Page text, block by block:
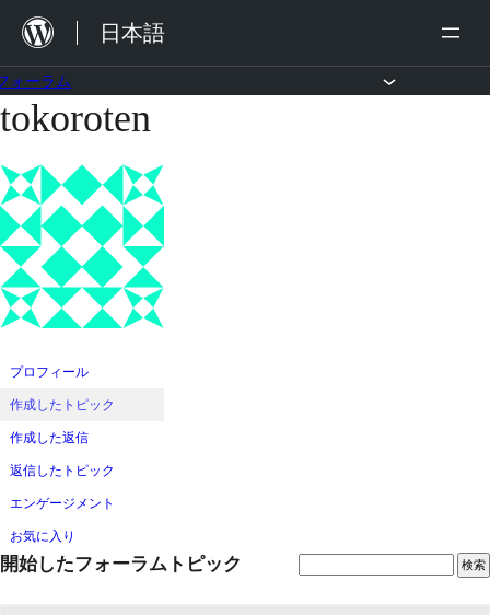
を
ス
ッ
プ
日本語
ォーラム
コ
テ
ン
ツ
へ
ス
ッ
プ
tokoroten
プロフィール
作成したトピック
作成した返信
返信したトピック
エンゲージメント
お気に入り
開始したフォーラムトピック